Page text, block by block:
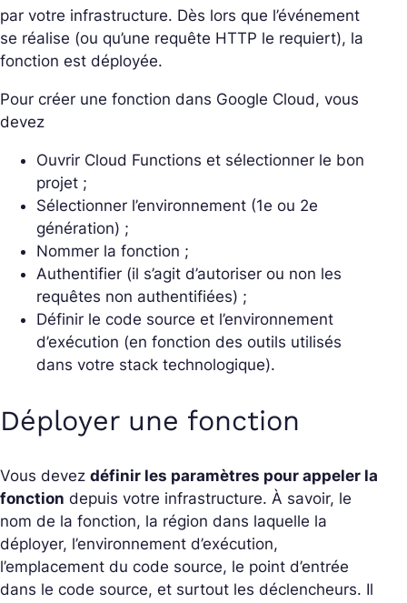
par votre infrastructure. Dès lors que l’événement
se réalise (ou qu’une requête HTTP le requiert), la
fonction est déployée.
Pour créer une fonction dans Google Cloud, vous
devez
Ouvrir Cloud Functions et sélectionner le bon
projet ;
Sélectionner l’environnement (1e ou 2e
génération) ;
Nommer la fonction ;
Authentifier (il s’agit d’autoriser ou non les
requêtes non authentifiées) ;
Définir le code source et l’environnement
d’exécution (en fonction des outils utilisés
dans votre stack technologique).
Déployer une fonction
Vous devez définir les paramètres pour appeler la
fonction depuis votre infrastructure. À savoir, le
nom de la fonction, la région dans laquelle la
déployer, l’environnement d’exécution,
l’emplacement du code source, le point d’entrée
dans le code source, et surtout les déclencheurs. Il